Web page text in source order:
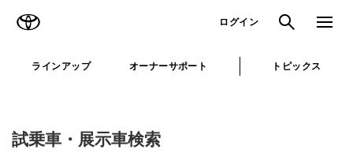
ログイン 検索 メニュ
ラインアップ オーナーサポート トピックス
試乗車・展示車検索